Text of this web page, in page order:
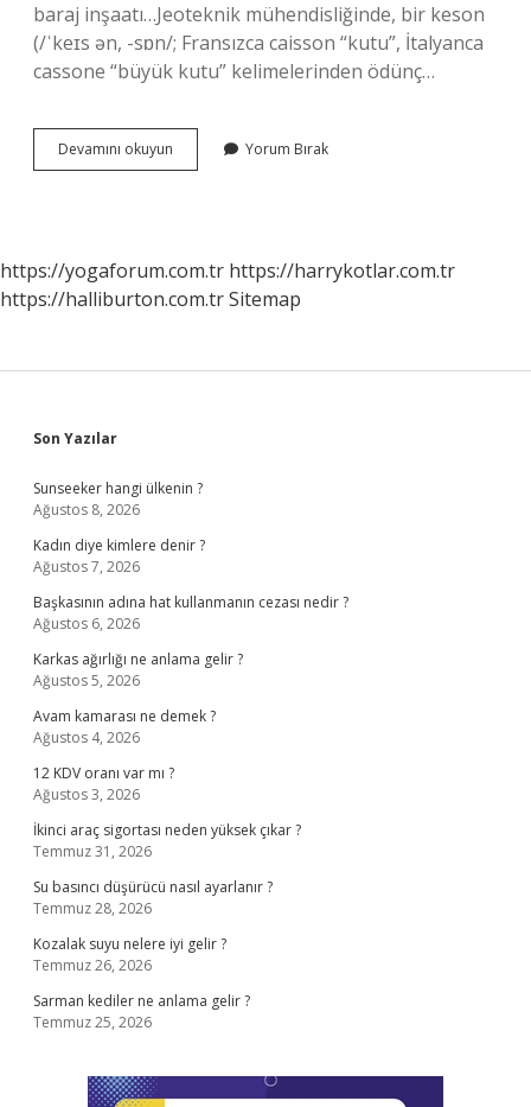
baraj inşaatı…Jeoteknik mühendisliğinde, bir keson
(/ˈkeɪs ən, -sɒn/; Fransızca caisson “kutu”, İtalyanca
cassone “büyük kutu” kelimelerinden ödünç…
Devamını okuyun
Hangi
Yorum Bırak
https://yogaforum.com.tr https://harrykotlar.com.tr
https://halliburton.com.trSitemap
Sidebar
Son Yazılar
Sunseeker hangi ülkenin ?
Ağustos 8, 2026
Kadın diye kimlere denir ?
Ağustos 7, 2026
Başkasının adına hat kullanmanın cezası nedir ?
Ağustos 6, 2026
Karkas ağırlığı ne anlama gelir ?
Ağustos 5, 2026
Avam kamarası ne demek ?
Ağustos 4, 2026
12 KDV oranı var mı ?
Ağustos 3, 2026
İkinci araç sigortası neden yüksek çıkar ?
Temmuz 31, 2026
Su basıncı düşürücü nasıl ayarlanır ?
Temmuz 28, 2026
Kozalak suyu nelere iyi gelir ?
Temmuz 26, 2026
Sarman kediler ne anlama gelir ?
Temmuz 25, 2026